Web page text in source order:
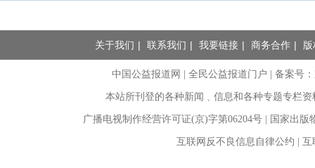
关于我们 | 联系我们 | 我要链接 | 商务合作 |
中国公益报道网 | 全民公益报道门户 |备案号
本站所刊登的各种新闻﹑信息和各种专题专栏
广播电视制作经营许可证(京)字第06204号 | 国家出
互联网反不良信息自律公约 |